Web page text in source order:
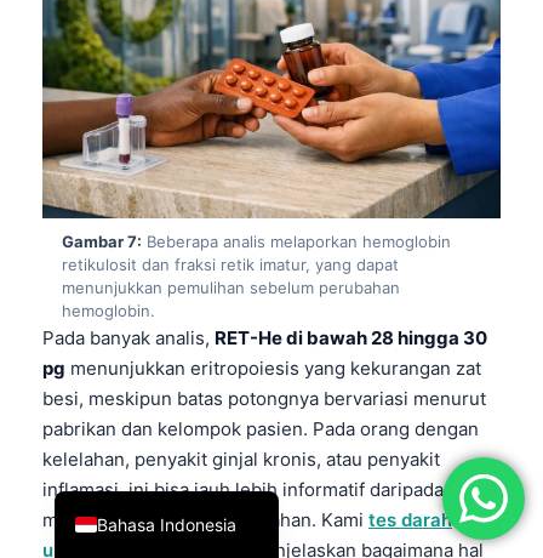
Gambar 7: Beberapa analis melaporkan hemoglobin
retikulosit dan fraksi retik imatur, yang dapat
menunjukkan pemulihan sebelum perubahan
hemoglobin.
Pada banyak analis, RET-He di bawah 28 hingga 30
pg menunjukkan eritropoiesis yang kekurangan zat
besi, meskipun batas potongnya bervariasi menurut
pabrikan dan kelompok pasien. Pada orang dengan
kelelahan, penyakit ginjal kronis, atau penyakit
inflamasi, ini bisa jauh lebih informatif daripada
menunggu MCV turun perlahan. Kami tes darah
untuk kelelahan
artikel menjelaskan bagaimana hal
Bahasa Indonesia
English
العربية
Français
עִבְרִית
Italiano
Español
Português
Ελληνικά
Türkçe
Română
简体中文